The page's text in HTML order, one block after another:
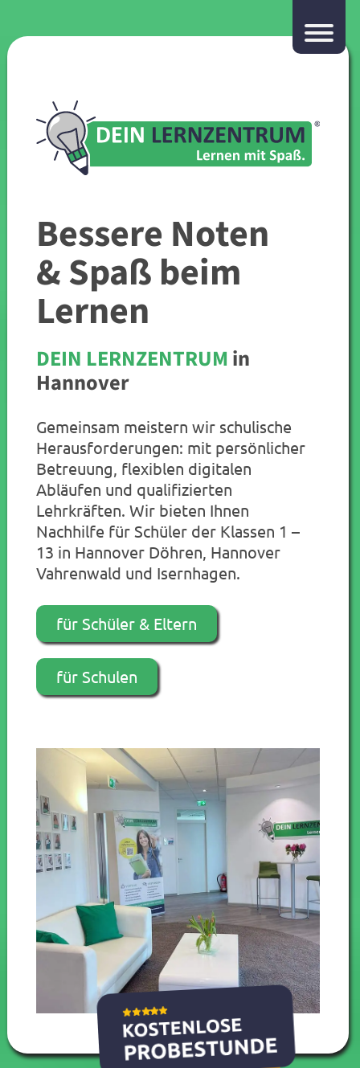
Bessere Noten
& Spaß beim
Lernen
DEIN LERNZENTRUM in
Hannover
Gemeinsam meistern wir schulische
Herausforderungen: mit persönlicher
Betreuung, flexiblen digitalen
Abläufen und qualifizierten
Lehrkräften. Wir bieten Ihnen
Nachhilfe für Schüler der Klassen 1 –
13 in Hannover Döhren, Hannover
Vahrenwald und Isernhagen.
für Schüler & Eltern
für Schulen